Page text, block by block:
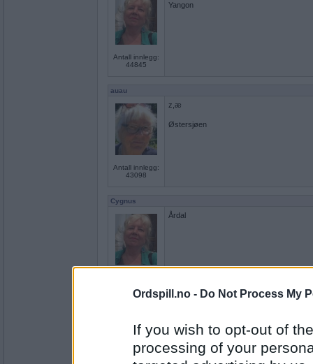
Ordspill.no - Do Not Process My
If you wish to opt-out of
processing of your
Antall innlegg:
44845
Yangon
auau
Antall innlegg:
43098
z,æ
Østersjøen
Cygnus
Årdal